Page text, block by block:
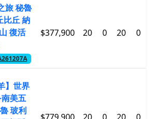
旅 秘魯
比丘 納
復活
$377,900 20 0 20 0
】世界
美五
玻利